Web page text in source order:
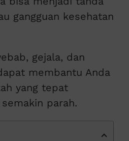
gangguan kesehatan
gejala, dan
membantu Anda
yang tepat
parah.